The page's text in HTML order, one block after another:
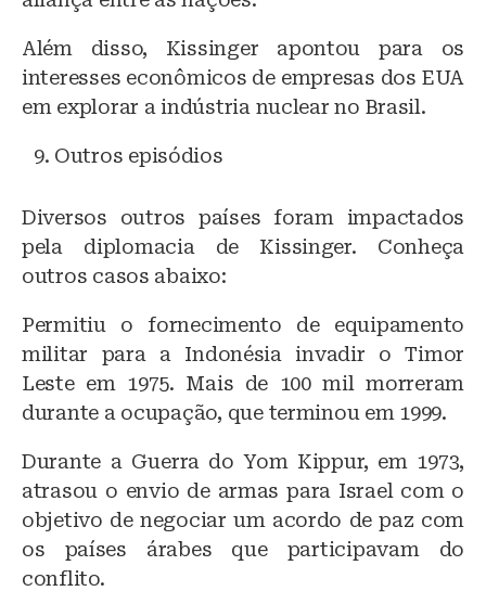
Além disso, Kissinger apontou para os
interesses econômicos de empresas dos EUA
em explorar a indústria nuclear no Brasil.
Outros episódios
Diversos outros países foram impactados
pela diplomacia de Kissinger. Conheça
outros casos abaixo:
Permitiu o fornecimento de equipamento
militar para a Indonésia invadir o Timor
Leste em 1975. Mais de 100 mil morreram
durante a ocupação, que terminou em 1999.
Durante a Guerra do Yom Kippur, em 1973,
atrasou o envio de armas para Israel com o
objetivo de negociar um acordo de paz com
os países árabes que participavam do
conflito.